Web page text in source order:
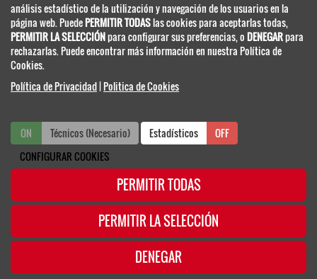
SEPAR
PROVENÇA, 108, BAJOS 2ª
08029 BARCELONA - ESPAÑA
www.separ.es
SECRETARIA TÉCNICA
separ@viajeseci.es
Tel.: +34 91 330 07 25
© SEPAR. SOCIEDAD ESPAÑOLA DE NEUMOLOGÍA Y CIRUGÍA TORÁCICA /
POLÍTICA DE COOKIES/POLÍTICA DE PRIVACIDAD
Política de Privacidad|Politica de Cookies|Configurar Cookies
análisis estadístico de la utilización y navegación de los usuarios en la
página web. PuedePERMITIR TODASlas cookies para aceptarlas todas,
PERMITIR LA SELECCIÓNpara configurar sus preferencias, o DENEGARpara
rechazarlas. Puede encontrar más información en nuestra Política de
Cookies.
Política de Privacidad|Politica de Cookies
ON Técnicos (Necesario) OFF
ON Estadísticos
OFF
CONFIGURAR COOKIES
PERMITIR TODAS
PERMITIR LA SELECCIÓN
DENEGAR